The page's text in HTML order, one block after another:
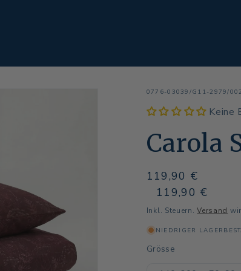
SKU:
0776-03039/G11-2979/
Keine
Carola
Normaler
Preis
119,90 €
Normaler
Preis
Verkaufspreis
119,90 €
Inkl. Steuern.Versand
NIEDRIGER
Grösse